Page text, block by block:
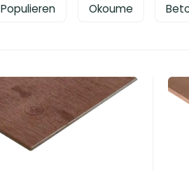
Populieren Okoume